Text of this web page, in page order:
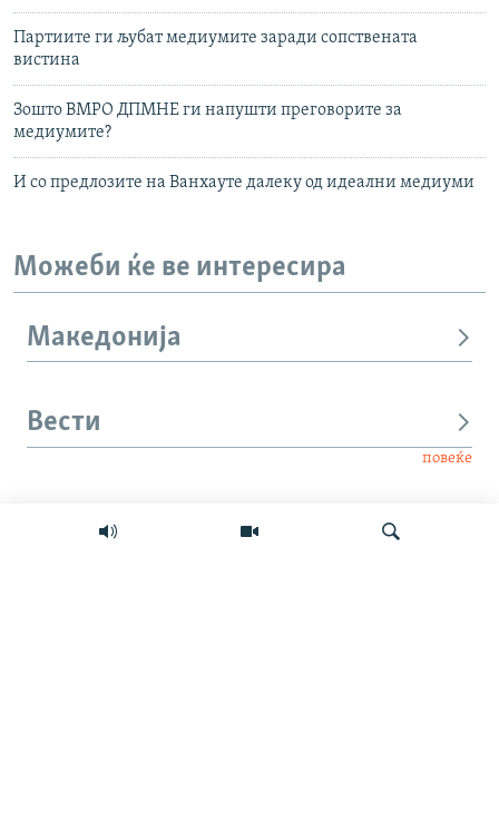
Партиите ги љубат медиумите заради сопствената
вистина
Зошто ВМРО ДПМНЕ ги напушти преговорите за
медиумите?
И со предлозите на Ванхауте далеку од идеални медиуми
Можеби ќе ве интересира
Македонија
Вести
повеќе
Интервју